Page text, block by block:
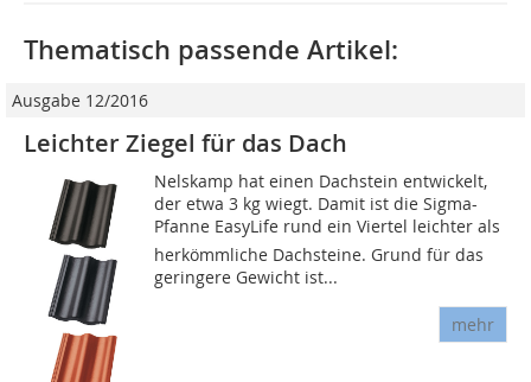
Thematisch passende Artikel:
Ausgabe 12/2016
Leichter Ziegel für das Dach
Nelskamp hat einen Dachstein entwickelt,
der etwa 3 kg wiegt. Damit ist die Sigma-
Pfanne EasyLife rund ein Viertel leichter als
herkömmliche Dachsteine. Grund für das
geringere Gewicht ist...
mehr